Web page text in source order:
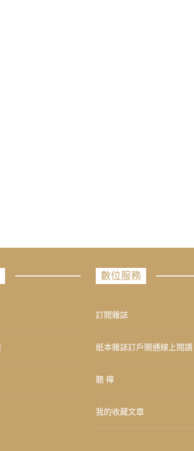
數位服務
訂閱雜誌
紙本雜誌訂戶開通線上閱讀
聽 禪
我的收藏文章